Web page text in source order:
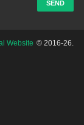
Website © 2016-26.